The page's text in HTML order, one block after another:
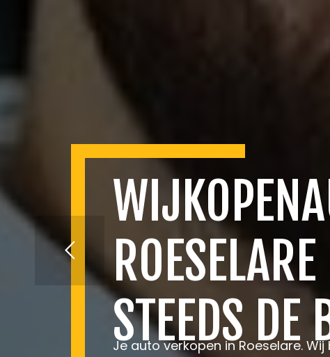
ROESELARE
STEEDS DE
Je auto verkopen in Roeselare.